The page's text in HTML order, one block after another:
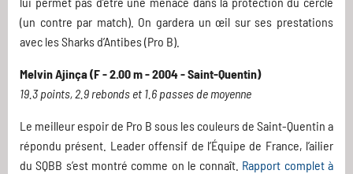
(un contre par match). On gardera un œil sur ses prestations
avec les Sharks d’Antibes (Pro B).
Melvin Ajinça (F - 2.00 m - 2004 - Saint-Quentin)
19.3 points, 2.9 rebonds et 1.6 passes de moyenne
Le meilleur espoir de Pro B sous les couleurs de Saint-Quentin a
répondu présent. Leader offensif de l’Équipe de France, l’ailier
du SQBB s’est montré comme on le connaît. Rapport complet à